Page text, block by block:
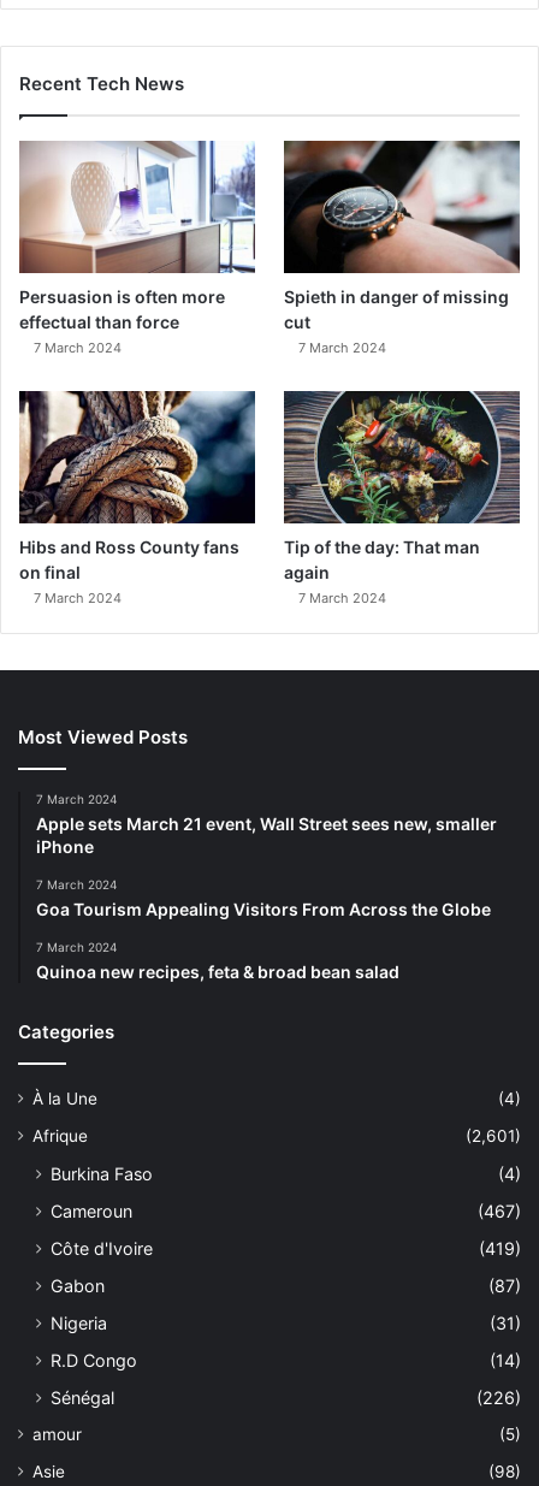
Recent Tech News
Persuasion is often more
effectual than force
7 March 2024
Spieth in danger of missing
cut
7 March 2024
Hibs and Ross County fans
on final
7 March 2024
Tip of the day: That man
again
7 March 2024
Most Viewed Posts
7 March 2024
Apple sets March 21 event, Wall Street sees new, smaller
iPhone
7 March 2024
Goa Tourism Appealing Visitors From Across the Globe
7 March 2024
Quinoa new recipes, feta & broad bean salad
Categories
À la Une
(4)
Afrique
(2,601)
Burkina Faso
(4)
Cameroun
(467)
Côte d'Ivoire
(419)
Gabon
(87)
Nigeria
(31)
R.D Congo
(14)
Sénégal
(226)
amour
(5)
Asie
(98)